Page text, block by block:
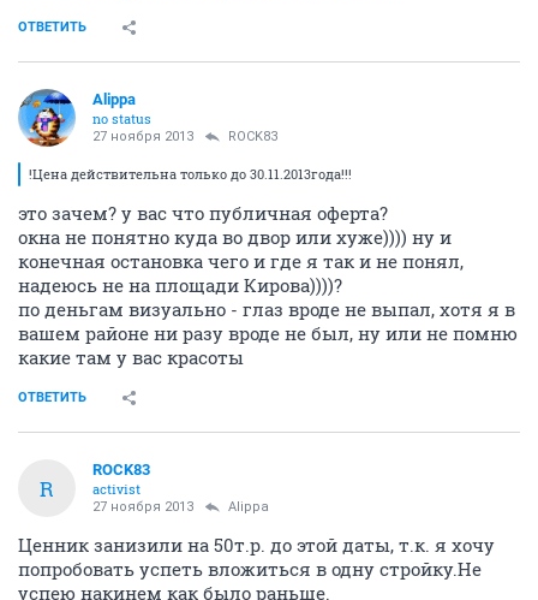
ОТВЕТИТЬ
Alippa
no status
27 ноября 2013 ROCK83
!Цена действительна только до 30.11.2013года!!!
это зачем? у вас что публичная оферта?
окна не понятно куда во двор или хуже)))) ну и
конечная остановка чего и где я так и не понял,
надеюсь не на площади Кирова))))?
по деньгам визуально - глаз вроде не выпал, хотя я в
вашем районе ни разу вроде не был, ну или не помню
какие там у вас красоты
ОТВЕТИТЬ
R
ROCK83
activist
27 ноября 2013 Alippa
Ценник занизили на 50т.р. до этой даты, т.к. я хочу
попробовать успеть вложиться в одну стройку.Не
успею накинем как было раньше.